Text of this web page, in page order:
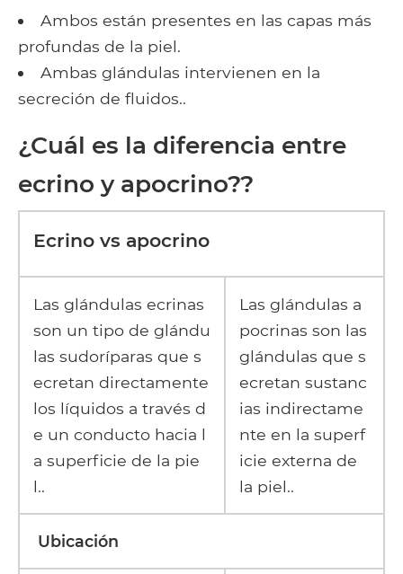
Ambos están presentes en las capas más
profundas de la piel.
Ambas glándulas intervienen en la
secreción de fluidos..
¿Cuál es la diferencia entre
ecrino y apocrino??
Ecrino vs apocrino
Las glándulas ecrinas
son un tipo de glándu
las sudoríparas que s
ecretan directamente
los líquidos a través d
e un conducto hacia l
a superficie de la pie
l..
Las glándulas a
pocrinas son las
glándulas que s
ecretan sustanc
ias indirectame
nte en la superf
icie externa de
la piel..
Ubicación